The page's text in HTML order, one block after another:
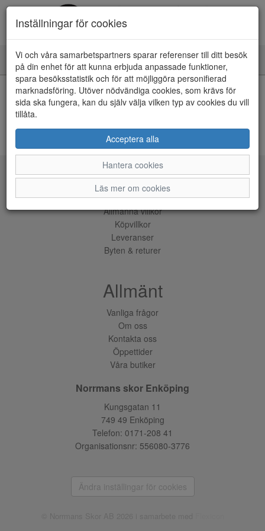
Toggle
navigation
HEM
Kunde inte hitta några artiklar...
ÅNGRA KÖP
Inställningar för cookies
Vi och våra samarbetspartners sparar referenser till ditt besök
på din enhet för att kunna erbjuda anpassade funktioner,
spara besöksstatistik och för att möjliggöra personifierad
marknadsföring. Utöver nödvändiga cookies, som krävs för
sida ska fungera, kan du själv välja vilken typ av cookies du vill
tillåta.
Acceptera alla
Hantera cookies
Läs mer om cookies
Tjänster
Allmänna villkor
Köpvillkor
Leveranser
Byten & returer
Allmänt
Vanliga frågor
Om oss
Kontakta oss
Öppettider
Våra butiker
Norrmans skor Enköping
Kungsgatan 11
749 49 Enköping
Telefon: 0171-208 41
Organisationsnr: 556080-3776
Ändra inställingar för cookies